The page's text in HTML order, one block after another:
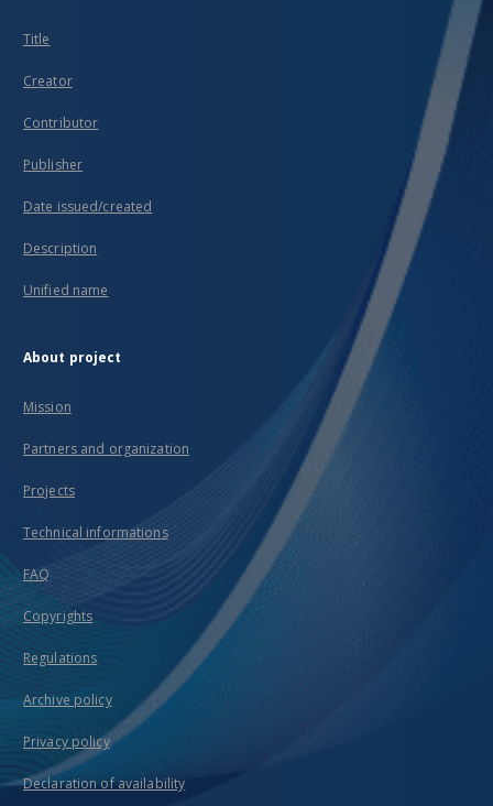
Title
Creator
Contributor
Publisher
Date issued/created
Description
Unified name
About project
Mission
Partners and organization
Projects
Technical informations
FAQ
Copyrights
Regulations
Archive policy
Privacy policy
Declaration of availability